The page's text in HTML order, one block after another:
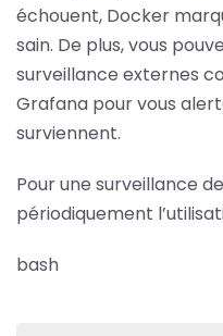
échouent, Docker
sain. De plus, vous
surveillance externes
Grafana pour vous
surviennent.
Pour une surveillance
périodiquement
bash